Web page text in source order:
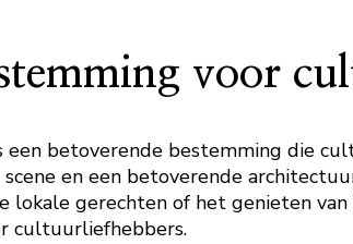
voor
een betoverende bestemming die
en een betoverende
lokale gerechten of het genieten
cultuurliefhebbers.